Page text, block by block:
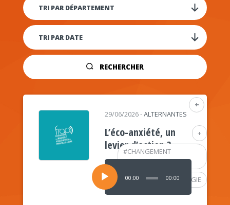
RECHERCHER
+
+
#CHANGEMENT
CLIMATIQUE
#PSYCHOLOGIE
29/06/2026-ALTERNANTES
L’éco-anxiété, un
levier d’action ?
Lecteur
audio
00:00 00:00